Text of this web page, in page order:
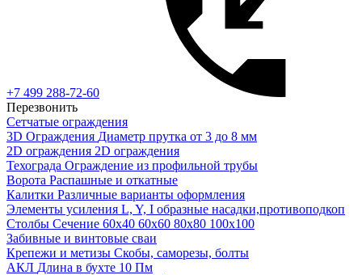
+7 499 288-72-60
Перезвонить
Сетчатые ограждения
3D Ограждения Диаметр прутка от 3 до 8 мм
2D ограждения 2D ограждения
Техограда Ограждение из профильной трубы
Ворота Распашные и откатные
Калитки Различные варианты оформления
Элементы усиления L, Y, I образные насадки,противоподкоп
Столбы Сечение 60х40 60х60 80х80 100х100
Забивные и винтовые сваи
Крепежи и метизы Скобы, саморезы, болты
АКЛ Длина в бухте 10 Пм